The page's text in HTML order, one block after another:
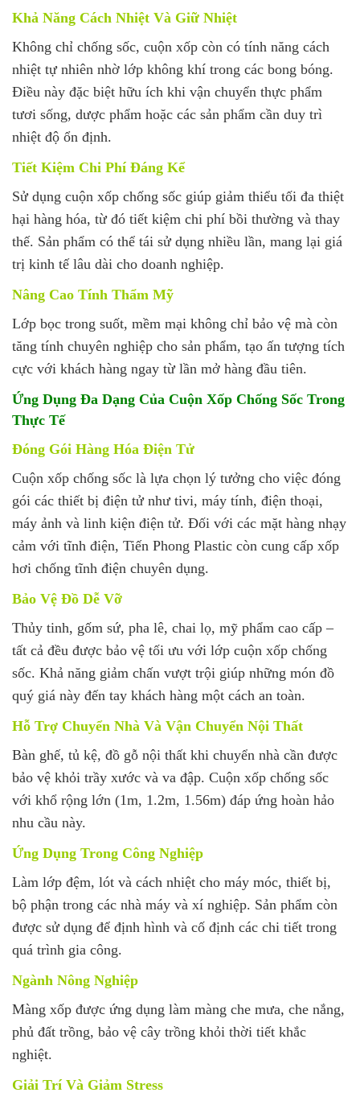
Khả Năng Cách Nhiệt Và Giữ Nhiệt
Không chỉ chống sốc, cuộn xốp còn có tính năng cách
nhiệt tự nhiên nhờ lớp không khí trong các bong bóng.
Điều này đặc biệt hữu ích khi vận chuyển thực phẩm
tươi sống, dược phẩm hoặc các sản phẩm cần duy trì
nhiệt độ ổn định.
Tiết Kiệm Chi Phí Đáng Kể
Sử dụng cuộn xốp chống sốc giúp giảm thiểu tối đa thiệt
hại hàng hóa, từ đó tiết kiệm chi phí bồi thường và thay
thế. Sản phẩm có thể tái sử dụng nhiều lần, mang lại giá
trị kinh tế lâu dài cho doanh nghiệp.
Nâng Cao Tính Thẩm Mỹ
Lớp bọc trong suốt, mềm mại không chỉ bảo vệ mà còn
tăng tính chuyên nghiệp cho sản phẩm, tạo ấn tượng tích
cực với khách hàng ngay từ lần mở hàng đầu tiên.
Ứng Dụng Đa Dạng Của Cuộn Xốp Chống Sốc Trong
Thực Tế
Đóng Gói Hàng Hóa Điện Tử
Cuộn xốp chống sốc là lựa chọn lý tưởng cho việc đóng
gói các thiết bị điện tử như tivi, máy tính, điện thoại,
máy ảnh và linh kiện điện tử. Đối với các mặt hàng nhạy
cảm với tĩnh điện, Tiến Phong Plastic còn cung cấp xốp
hơi chống tĩnh điện chuyên dụng.
Bảo Vệ Đồ Dễ Vỡ
Thủy tinh, gốm sứ, pha lê, chai lọ, mỹ phẩm cao cấp –
tất cả đều được bảo vệ tối ưu với lớp cuộn xốp chống
sốc. Khả năng giảm chấn vượt trội giúp những món đồ
quý giá này đến tay khách hàng một cách an toàn.
Hỗ Trợ Chuyển Nhà Và Vận Chuyển Nội Thất
Bàn ghế, tủ kệ, đồ gỗ nội thất khi chuyển nhà cần được
bảo vệ khỏi trầy xước và va đập. Cuộn xốp chống sốc
với khổ rộng lớn (1m, 1.2m, 1.56m) đáp ứng hoàn hảo
nhu cầu này.
Ứng Dụng Trong Công Nghiệp
Làm lớp đệm, lót và cách nhiệt cho máy móc, thiết bị,
bộ phận trong các nhà máy và xí nghiệp. Sản phẩm còn
được sử dụng để định hình và cố định các chi tiết trong
quá trình gia công.
Ngành Nông Nghiệp
Màng xốp được ứng dụng làm màng che mưa, che nắng,
phủ đất trồng, bảo vệ cây trồng khỏi thời tiết khắc
nghiệt.
Giải Trí Và Giảm Stress